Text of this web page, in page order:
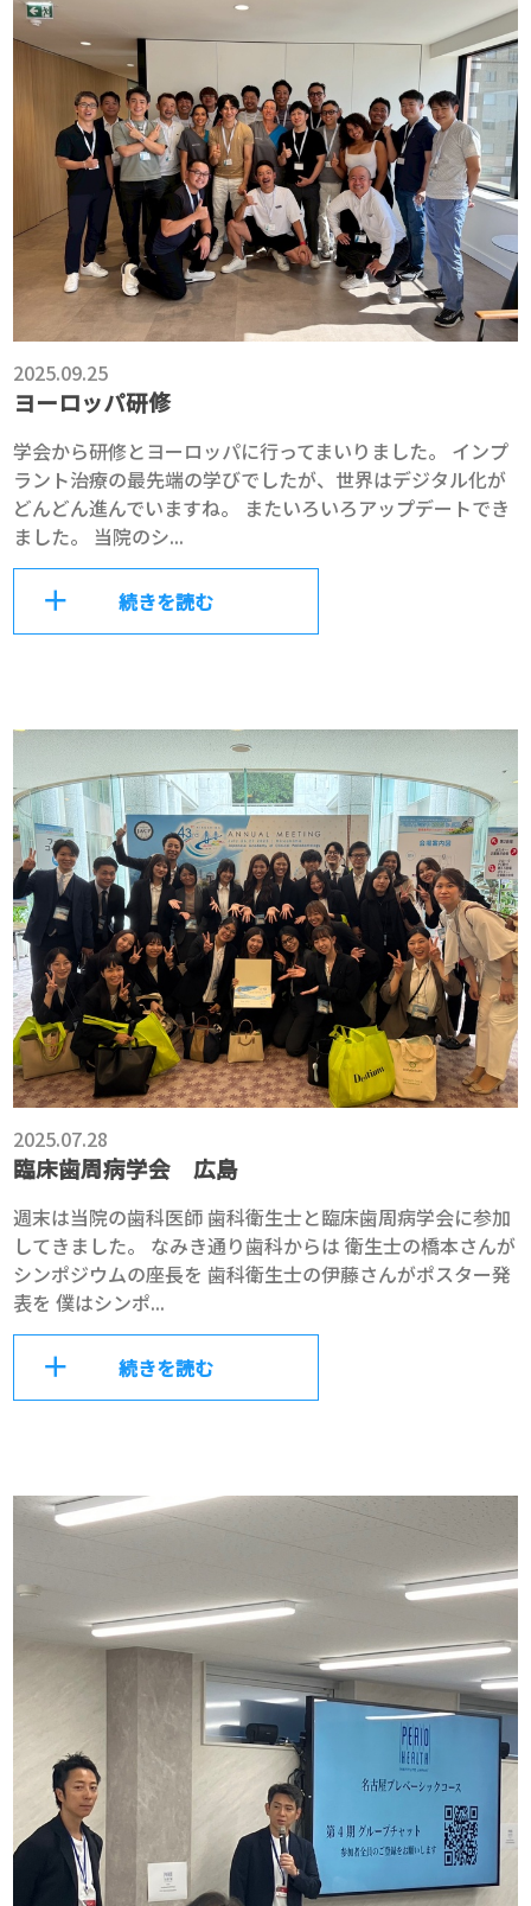
2025.09.25
ヨーロッパ研修
学会から研修とヨーロッパに行ってまいりました。 インプ
ラント治療の最先端の学びでしたが、世界はデジタル化が
どんどん進んでいますね。 またいろいろアップデートでき
ました。 当院のシ...
続きを読む
2025.07.28
臨床歯周病学会 広島
週末は当院の歯科医師 歯科衛生士と臨床歯周病学会に参加
してきました。 なみき通り歯科からは 衛生士の橋本さんが
シンポジウムの座長を 歯科衛生士の伊藤さんがポスター発
表を 僕はシンポ...
続きを読む